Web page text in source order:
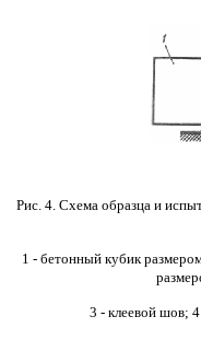
Рис. 4. Схема образца и
1 - бетонный кубик
3 - клеевой шов;